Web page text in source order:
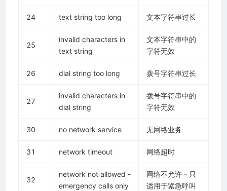
24 text string too long 文本字符串过长
25
invalid characters in
text string
文本字符串中的
字符无效
26 dial string too long 拨号字符串过长
27
invalid characters in
dial string
拨号字符串中的
字符无效
30 no network service 无网络业务
31 network timeout 网络超时
32
network not allowed -
emergency calls only
网络不允许－只
适用于紧急呼叫